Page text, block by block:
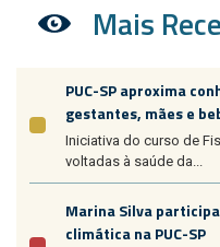
Mais
PUC-SP aproxima
gestantes, mães e
Iniciativa do curso de
voltadas à saúde da...
Marina Silva
climática na PUC-SP